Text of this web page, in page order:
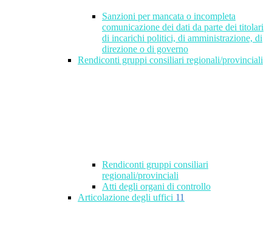
Sanzioni per mancata o incompleta
comunicazione dei dati da parte dei titolari
di incarichi politici, di amministrazione, di
direzione o di governo
Rendiconti gruppi consiliari regionali/provinciali
Rendiconti gruppi consiliari
regionali/provinciali
Atti degli organi di controllo
Articolazione degli uffici 11